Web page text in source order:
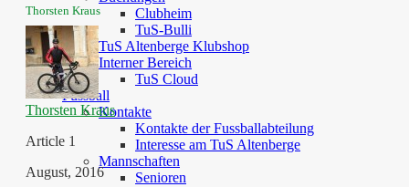
Clubheim
TuS-Bulli
TuS Altenberge Klubshop
Interner Bereich
TuS Cloud
Fussball
Kontakte
Kontakte der Fussballabteilung
Interesse am TuS Altenberge
Mannschaften
Senioren
Thorsten Kraus
Thorsten Kraus
Article 1
August, 2016